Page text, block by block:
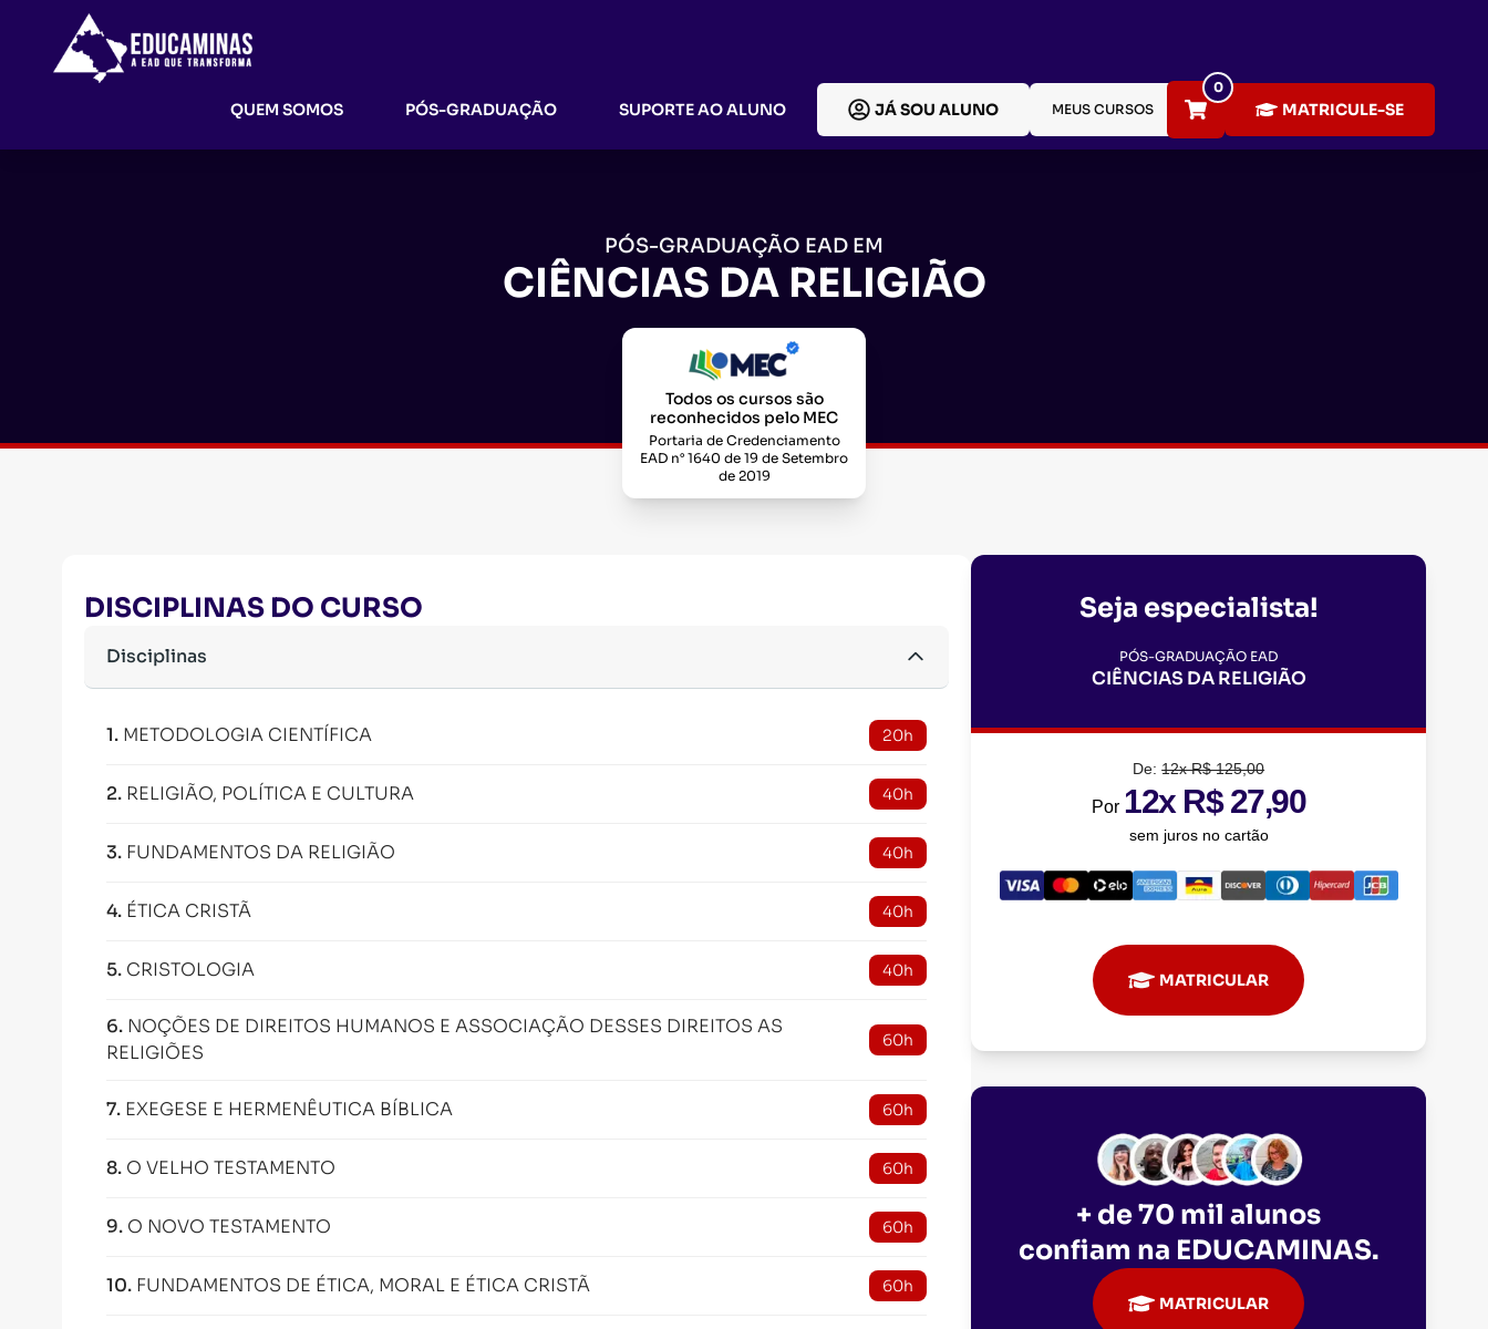
QUEM SOMOS PÓS-GRADUAÇÃO SUPORTE AO ALUNO JÁ SOU ALUNO MEUS CURSOS
0
MATRICULE-SE
PÓS-GRADUAÇÃO EAD EM
CIÊNCIAS DA RELIGIÃO
Todos os cursos são
reconhecidos pelo MEC
Portaria de Credenciamento
EAD n° 1640 de 19 de Setembro
de 2019
DISCIPLINAS DO CURSO
Disciplinas
1. METODOLOGIA CIENTÍFICA 20h
2. RELIGIÃO, POLÍTICA E CULTURA 40h
3. FUNDAMENTOS DA RELIGIÃO 40h
4. ÉTICA CRISTÃ 40h
5. CRISTOLOGIA 40h
6. NOÇÕES DE DIREITOS HUMANOS E ASSOCIAÇÃO DESSES DIREITOS AS
RELIGIÕES
60h
7. EXEGESE E HERMENÊUTICA BÍBLICA 60h
8. O VELHO TESTAMENTO 60h
9. O NOVO TESTAMENTO 60h
10. FUNDAMENTOS DE ÉTICA, MORAL E ÉTICA CRISTÃ 60h
Seja especialista!
PÓS-GRADUAÇÃO EAD
CIÊNCIAS DA RELIGIÃO
De:12x R$ 125,00
Por 12x R$ 27,90
sem juros no cartão
MATRICULAR
+ de 70 mil alunos
confiam na EDUCAMINAS.
MATRICULAR